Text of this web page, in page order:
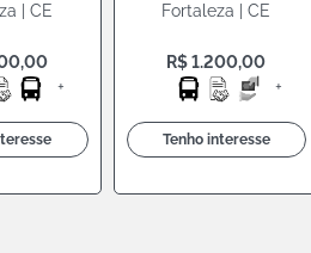
| CE
+
Fortaleza | CE
R$ 1.200,00
+
Tenho interesse